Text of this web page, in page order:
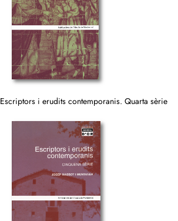
Escriptors i erudits contemporanis. Quarta sèrie